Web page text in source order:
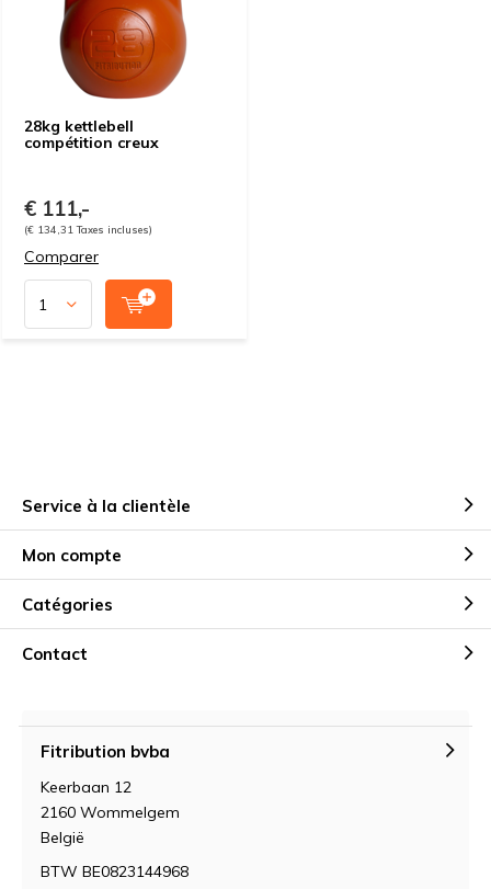
28kg kettlebell
compétition creux
€ 111,-
(€ 134,31 Taxes incluses)
Comparer
Service à la clientèle
Mon compte
Catégories
Contact
Fitribution bvba
Keerbaan 12
2160 Wommelgem
België
BTW BE0823144968